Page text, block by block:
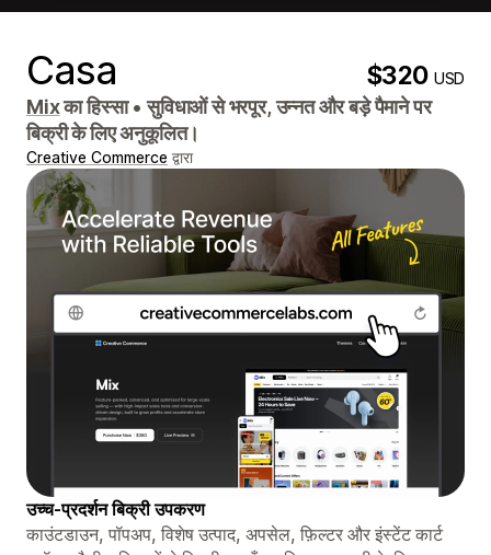
Casa $320USD
Mixका हिस्सा• सुविधाओं से भरपूर, उन्नत और बड़े पैमाने पर
बिक्री के लिए अनुकूलित।
Creative Commerce द्वारा
उच्च-प्रदर्शन बिक्री उपकरण
काउंटडाउन, पॉपअप, विशेष उत्पाद, अपसेल, फ़िल्टर और इंस्टेंट कार्ट